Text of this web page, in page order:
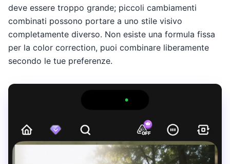
deve essere troppo grande; piccoli cambiamenti
combinati possono portare a uno stile visivo
completamente diverso. Non esiste una formula fissa
per la color correction, puoi combinare liberamente
secondo le tue preferenze.